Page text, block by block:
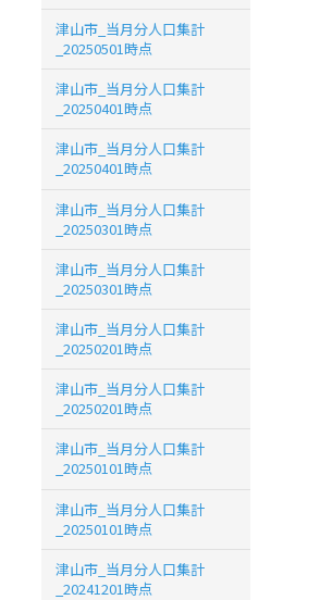
津山市_当月分人口集計
_20250501時点
津山市_当月分人口集計
_20250401時点
津山市_当月分人口集計
_20250401時点
津山市_当月分人口集計
_20250301時点
津山市_当月分人口集計
_20250301時点
津山市_当月分人口集計
_20250201時点
津山市_当月分人口集計
_20250201時点
津山市_当月分人口集計
_20250101時点
津山市_当月分人口集計
_20250101時点
津山市_当月分人口集計
_20241201時点